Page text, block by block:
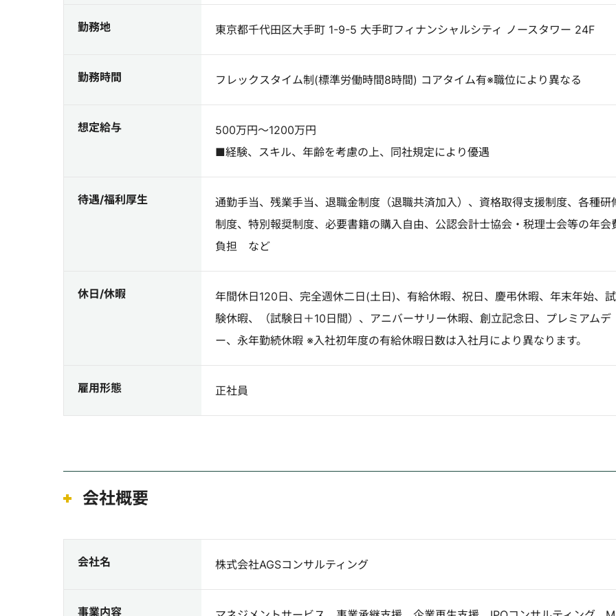
勤務地 東京都千代田区大手町 1-9-5 大手町フィナンシャルシティ ノースタワー 24F
勤務時間 フレックスタイム制(標準労働時間8時間) コアタイム有※職位により異なる
想定給与
500万円～1200万円
■経験、スキル、年齢を考慮の上、同社規定により優遇
待遇/福利厚生
通勤手当、残業手当、退職金制度（退職共済加入）、資格取得支援制度、各種研
制度、特別報奨制度、必要書籍の購入自由、公認会計士協会・税理士会等の年会
負担 など
休日/休暇
年間休日120日、完全週休二日(土日)、有給休暇、祝日、慶弔休暇、年末年始、試
験休暇、（試験日＋10日間）、アニバーサリー休暇、創立記念日、プレミアムデ
ー、永年勤続休暇 ※入社初年度の有給休暇日数は入社月により異なります。
雇用形態 正社員
会社概要
会社名 株式会社AGSコンサルティング
事業内容